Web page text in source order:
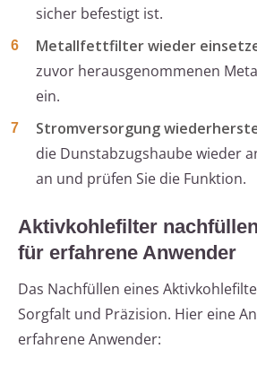
sicher befestigt ist.
Metallfettfilter wieder
zuvor herausgenommenen
ein.
Stromversorgung
die Dunstabzugshaube wieder
an und prüfen Sie die Funktion.
Aktivkohlefilter
für erfahrene Anwender
Das Nachfüllen eines
Sorgfalt und Präzision. Hier eine
erfahrene Anwender: